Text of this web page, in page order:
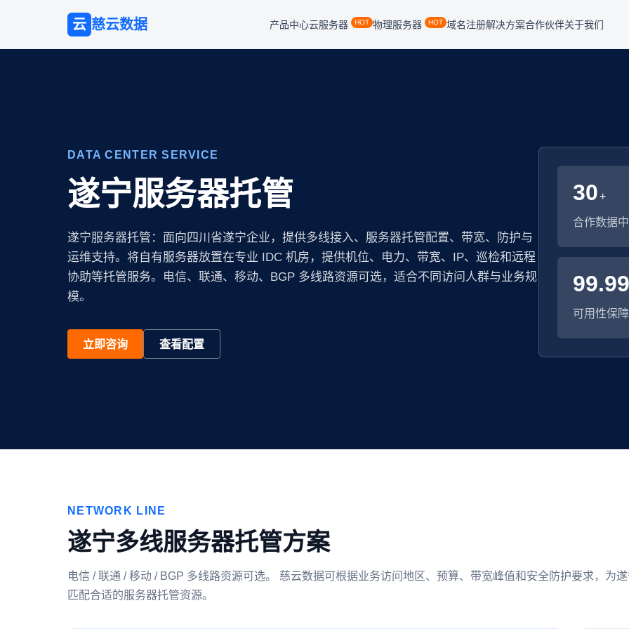
云 慈云数据 产品中心云服务器 HOT 物理服务器 HOT 域名注册解决方案合作伙伴关于我们
DATA CENTER SERVICE
遂宁服务器托管
遂宁服务器托管：面向四川省遂宁企业，提供多线接入、服务器托管配置、带宽、防护与
运维支持。将自有服务器放置在专业 IDC 机房，提供机位、电力、带宽、IP、巡检和远程
协助等托管服务。电信、联通、移动、BGP 多线路资源可选，适合不同访问人群与业务规
模。
立即咨询 查看配置
30+
合作数据
99.99
可用性保障
NETWORK LINE
遂宁多线服务器托管方案
电信 / 联通 / 移动 / BGP 多线路资源可选。 慈云数据可根据业务访问地区、预算、带宽峰值和安全防护要求，为
匹配合适的服务器托管资源。